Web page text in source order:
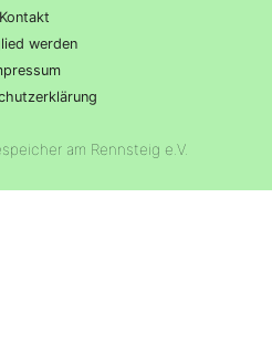
Kontakt
werden
am Rennsteig e.V.